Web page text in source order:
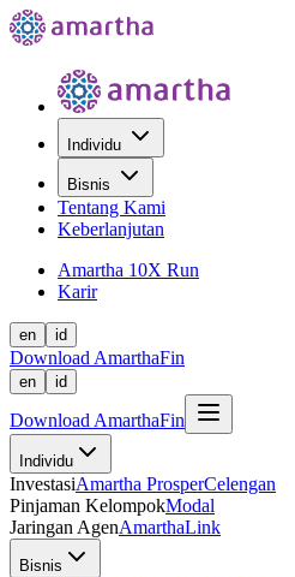
Individu
Bisnis
Tentang Kami
Keberlanjutan
Amartha 10X Run
Karir
en id
Download AmarthaFin
en id
Download AmarthaFin
Individu
InvestasiAmartha ProsperCelengan
Pinjaman KelompokModal
Jaringan AgenAmarthaLink
Bisnis